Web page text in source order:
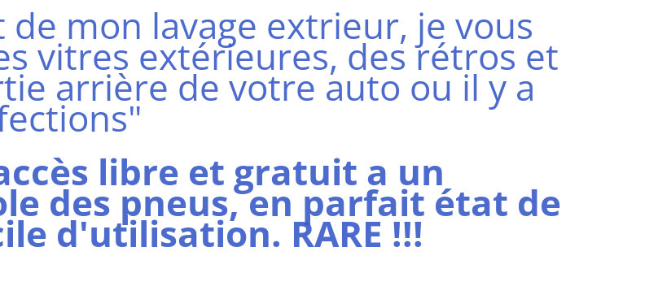
mon lavage extrieur, je vous
vitres extérieures, des rétros et
arrière de votre auto ou il y a
libre et gratuit a un
des pneus, en parfait état de
d'utilisation. RARE !!!